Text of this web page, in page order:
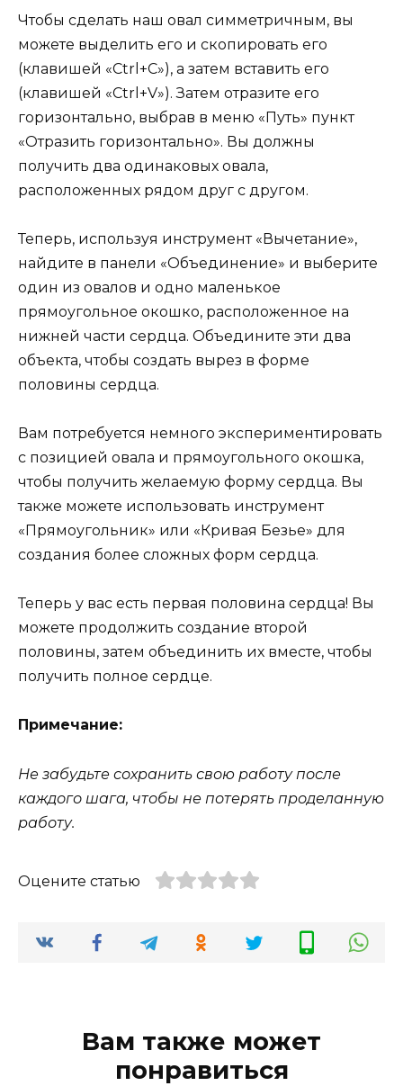
Чтобы сделать наш овал симметричным, вы
можете выделить его и скопировать его
(клавишей «Ctrl+C»), а затем вставить его
(клавишей «Ctrl+V»). Затем отразите его
горизонтально, выбрав в меню «Путь» пункт
«Отразить горизонтально». Вы должны
получить два одинаковых овала,
расположенных рядом друг с другом.
Теперь, используя инструмент «Вычетание»,
найдите в панели «Объединение» и выберите
один из овалов и одно маленькое
прямоугольное окошко, расположенное на
нижней части сердца. Объедините эти два
объекта, чтобы создать вырез в форме
половины сердца.
Вам потребуется немного экспериментировать
с позицией овала и прямоугольного окошка,
чтобы получить желаемую форму сердца. Вы
также можете использовать инструмент
«Прямоугольник» или «Кривая Безье» для
создания более сложных форм сердца.
Теперь у вас есть первая половина сердца! Вы
можете продолжить создание второй
половины, затем объединить их вместе, чтобы
получить полное сердце.
Примечание:
Не забудьте сохранить свою работу после
каждого шага, чтобы не потерять проделанную
работу.
Оцените статью
Вам также может
понравиться